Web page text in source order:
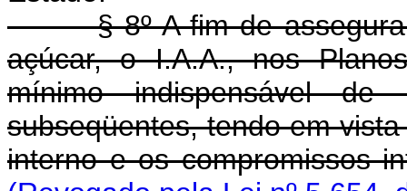
§ 8º A fim de assegurar
açúcar, o I.A.A., nos
mínimo indispensável
subseqüentes, tendo em
interno e os compromissos